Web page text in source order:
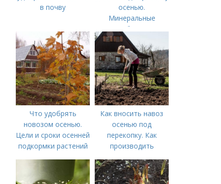
в почву
осенью.
Минеральные
удобрения
Что удобрять
новозом осенью.
Цели и сроки осенней
подкормки растений
Как вносить навоз
осенью под
перекопку. Как
производить